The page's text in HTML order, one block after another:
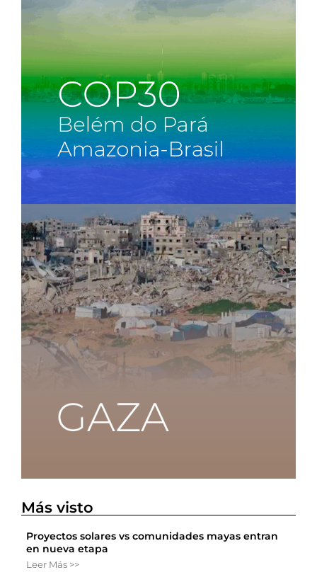
Más visto
Proyectos solares vs comunidades mayas entran
en nueva etapa
Leer Más >>